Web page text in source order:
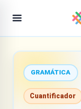
GRAMÁTICA
Cuantificador